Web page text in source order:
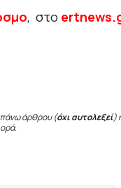
, στο
άρθρου (όχι αυτολεξεί)